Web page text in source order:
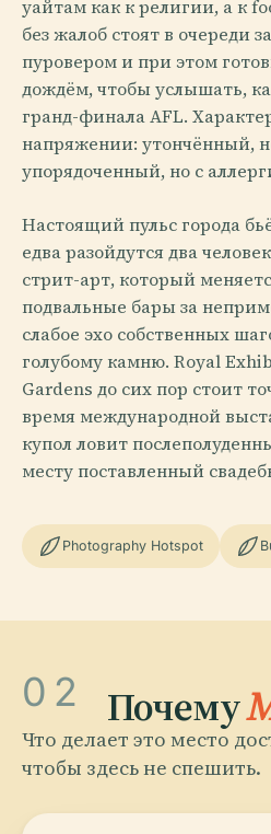
уайтам как к религии, а к
без жалоб стоят в очереди
пуровером и при этом
дождём, чтобы услышать,
гранд-финала AFL.
напряжении: утончённый,
упорядоченный, но с
Настоящий пульс города
едва разойдутся два
стрит-арт, который
подвальные бары за
слабое эхо собственных
голубому камню. Royal
Gardens до сих пор стоит
время международной
купол ловит
месту поставленный
Photography Hotspot
02 Почему
Что делает это место
чтобы здесь не спешить.